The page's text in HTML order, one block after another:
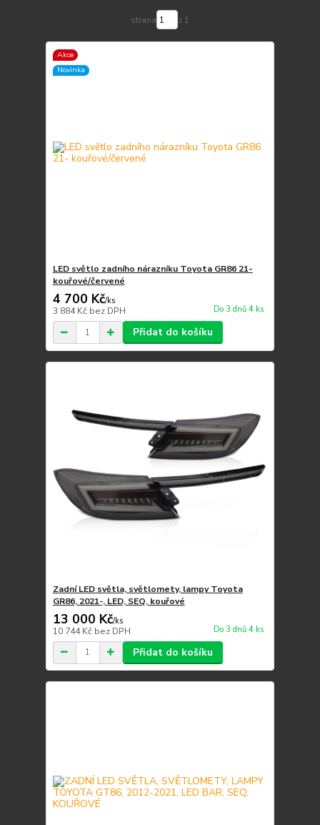
strana z 1
Akce
Novinka
LED světlo zadního nárazníku Toyota GR86 21-
kouřové/červené
4 700 Kč/ks
3 884 Kč bez DPH Do 3 dnů 4 ks
Přidat do košíku
Zadní LED světla, světlomety, lampy Toyota
GR86, 2021-, LED, SEQ, kouřové
13 000 Kč/ks
10 744 Kč bez DPH Do 3 dnů 4 ks
Přidat do košíku